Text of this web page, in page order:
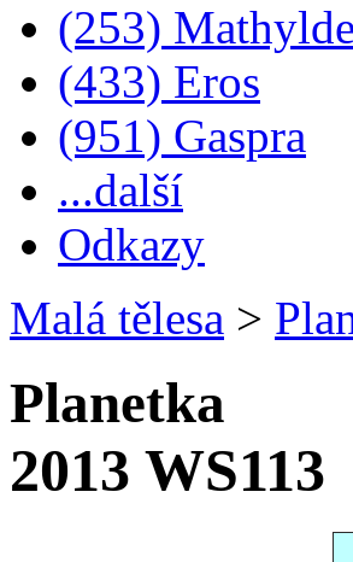
(253) Mathylde
(433) Eros
(951) Gaspra
...další
Odkazy
Malá tělesa >
Planetka
2013 WS113